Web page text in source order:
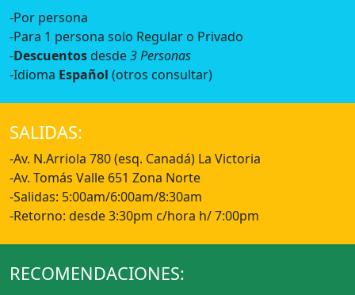
-Por persona
-Para 1 persona solo Regular o Privado
-Descuentos desde3 Personas
-Idioma Español (otros consultar)
SALIDAS:
-Av. N.Arriola 780 (esq. Canadá) La Victoria
-Av. Tomás Valle 651 Zona Norte
-Salidas: 5:00am/6:00am/8:30am
-Retorno: desde 3:30pm c/hora h/ 7:00pm
RECOMENDACIONES: